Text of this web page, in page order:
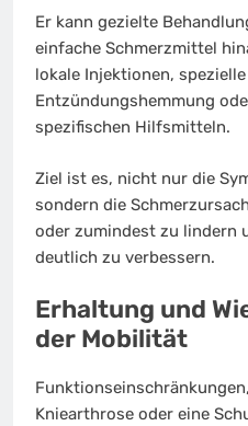
Er kann gezielte
einfache Schmerzmittel
lokale Injektionen,
Entzündungshemmung
spezifischen Hilfsmitteln.
Ziel ist es, nicht nur die
sondern die
oder zumindest zu lindern
deutlich zu verbessern.
Erhaltung und
der Mobilität
Kniearthrose oder eine